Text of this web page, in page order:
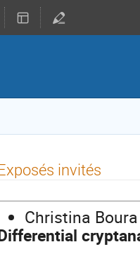
invités
Christina